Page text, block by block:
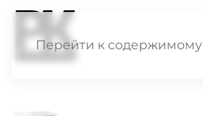
Перейти к содержимому